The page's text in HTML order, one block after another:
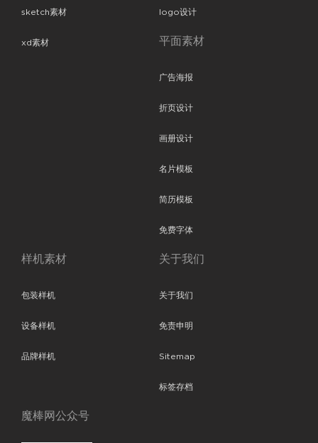
sketch素材
xd素材
logo设计
平面素材
广告海报
折页设计
画册设计
名片模板
简历模板
免费字体
样机素材
包装样机
设备样机
品牌样机
关于我们
关于我们
免责申明
Sitemap
标签存档
魔棒网公众号